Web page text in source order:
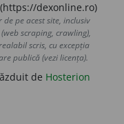
dexonline.ro)
pe acest site, inclusiv
scraping, crawling),
scris, cu excepția
publică (vezi licența).
de Hosterion